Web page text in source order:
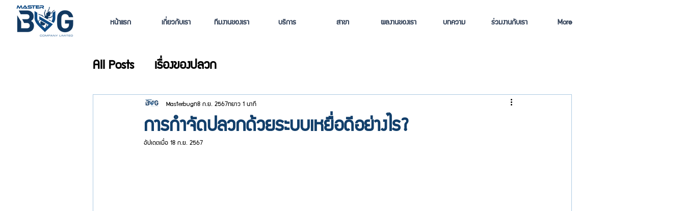
หน้าแรก เกี่ยวกับเรา ทีมงานของเรา บริการ สาขา ผลงานของเรา บทความ ร่วมงานกับเรา More
All Posts เรื่องของปลวก
การกำจัดปลวกด้วยระบบเหยื่อดีอย่างไร?
Masterbug 8 ก.ย. 2567 ยาว 1 นาที
อัปเดตเมื่อ18 ก.ย. 2567